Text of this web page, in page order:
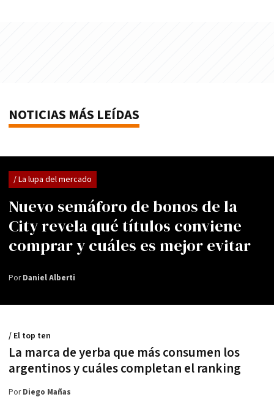
NOTICIAS MÁS LEÍDAS
Nuevo semáforo de bonos de la
City revela qué títulos conviene
comprar y cuáles es mejor evitar
/ La lupa del mercado
PorDaniel Alberti
La marca de yerba que más consumen los
argentinos y cuáles completan el ranking
/ El top ten
PorDiego Mañas